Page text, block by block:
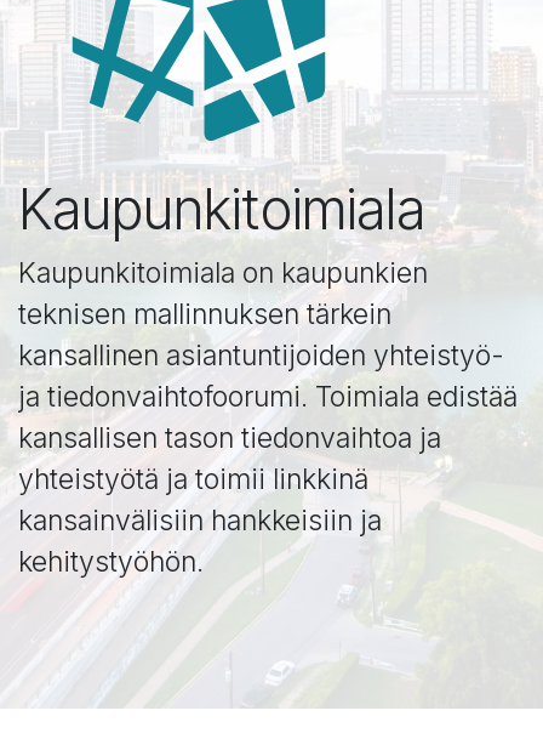
Kaupunkitoimiala
Kaupunkitoimiala on kaupunkien
teknisen mallinnuksen tärkein
kansallinen asiantuntijoiden yhteistyö-
ja tiedonvaihtofoorumi. Toimiala edistää
kansallisen tason tiedonvaihtoa ja
yhteistyötä ja toimii linkkinä
kansainvälisiin hankkeisiin ja
kehitystyöhön.